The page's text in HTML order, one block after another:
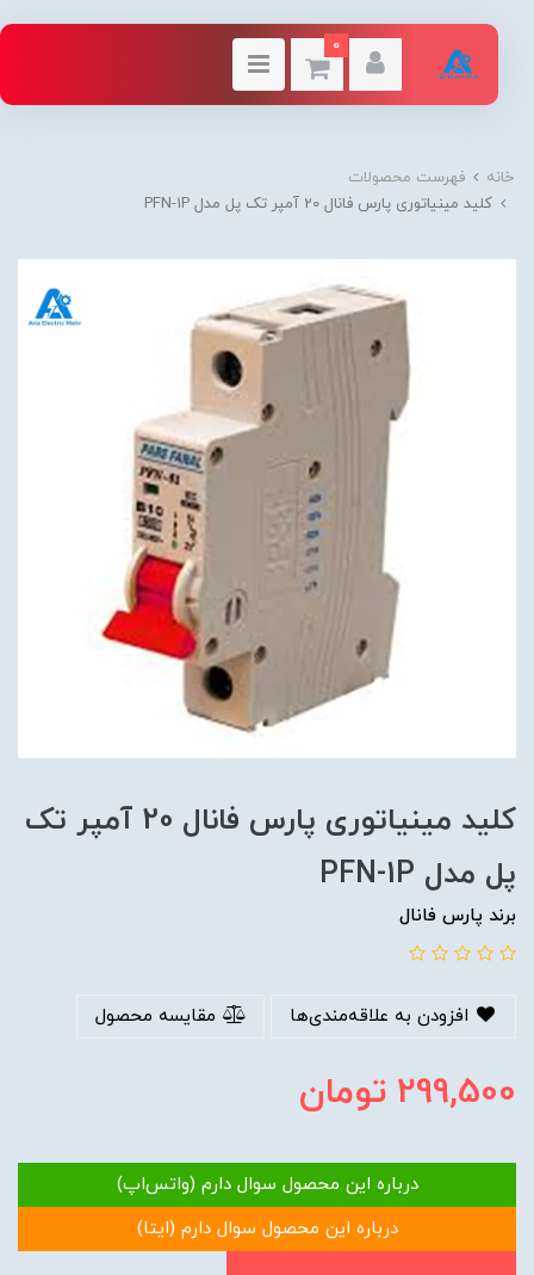
0
خانه
فهرست محصولات
کلید مینیاتوری پارس فانال 20 آمپر تک پل مدل PFN-1P
کلید مینیاتوری پارس فانال 20 آمپر تک
پل مدل PFN-1P
برند پارس فانال
افزودن به علاقه‌مندی‌ها مقایسه محصول
299,500تومان
درباره این محصول سوال دارم (واتس‌اپ)
درباره این محصول سوال دارم (ایتا)